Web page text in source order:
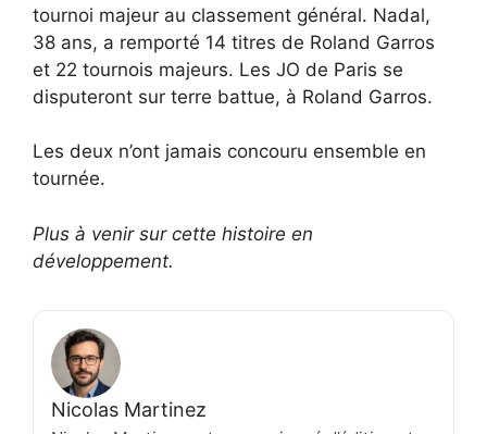
tournoi majeur au classement général. Nadal,
38 ans, a remporté 14 titres de Roland Garros
et 22 tournois majeurs. Les JO de Paris se
disputeront sur terre battue, à Roland Garros.
Les deux n’ont jamais concouru ensemble en
tournée.
Plus à venir sur cette histoire en
développement.
Nicolas Martinez